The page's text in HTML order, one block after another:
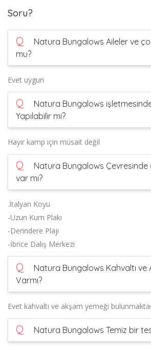
Soru?
Q
Natura Bungalows Aileler ve
mu?
Evet uygun
Q
Natura Bungalows
Yapılabilir mi?
Hayır kamp için müsait değil
Q
Natura Bungalows Çevresinde
var mı?
.İtalyan Koyu
-Uzun Kum Plakı
-Derindere Plajı
-İbrice Dalış Merkezi
Q
Natura Bungalows Kahvaltı ve
Varmı?
Evet kahvaltı ve akşam yemeği
Q Natura Bungalows Temiz bir